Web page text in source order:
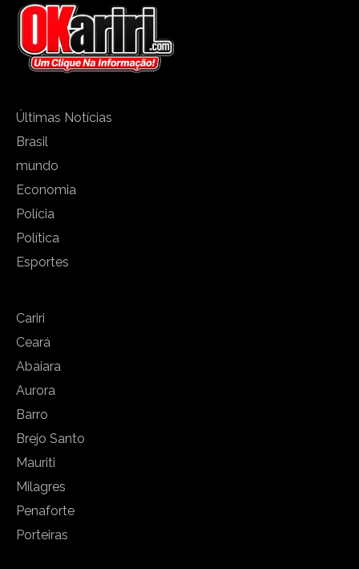
Últimas Notícias
Brasil
mundo
Economia
Polícia
Política
Esportes
Cariri
Ceará
Abaiara
Aurora
Barro
Brejo Santo
Mauriti
Milagres
Penaforte
Porteiras